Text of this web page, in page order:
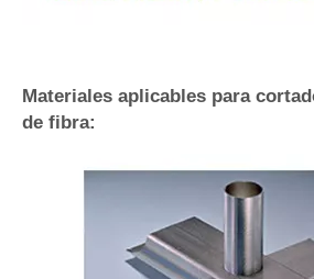
Materiales aplicables para
de fibra: